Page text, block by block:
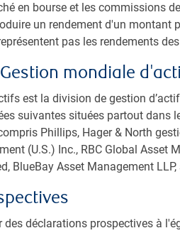
en bourse et les commissions
un rendement d'un montant
pas les rendements des
mondiale
est la division de gestion
suivantes situées partout dans
Phillips, Hager & North
(U.S.) Inc., RBC Global Asset
BlueBay Asset Management
des déclarations prospectives à
décisions de placement
solides antécédents en ce qui
importants